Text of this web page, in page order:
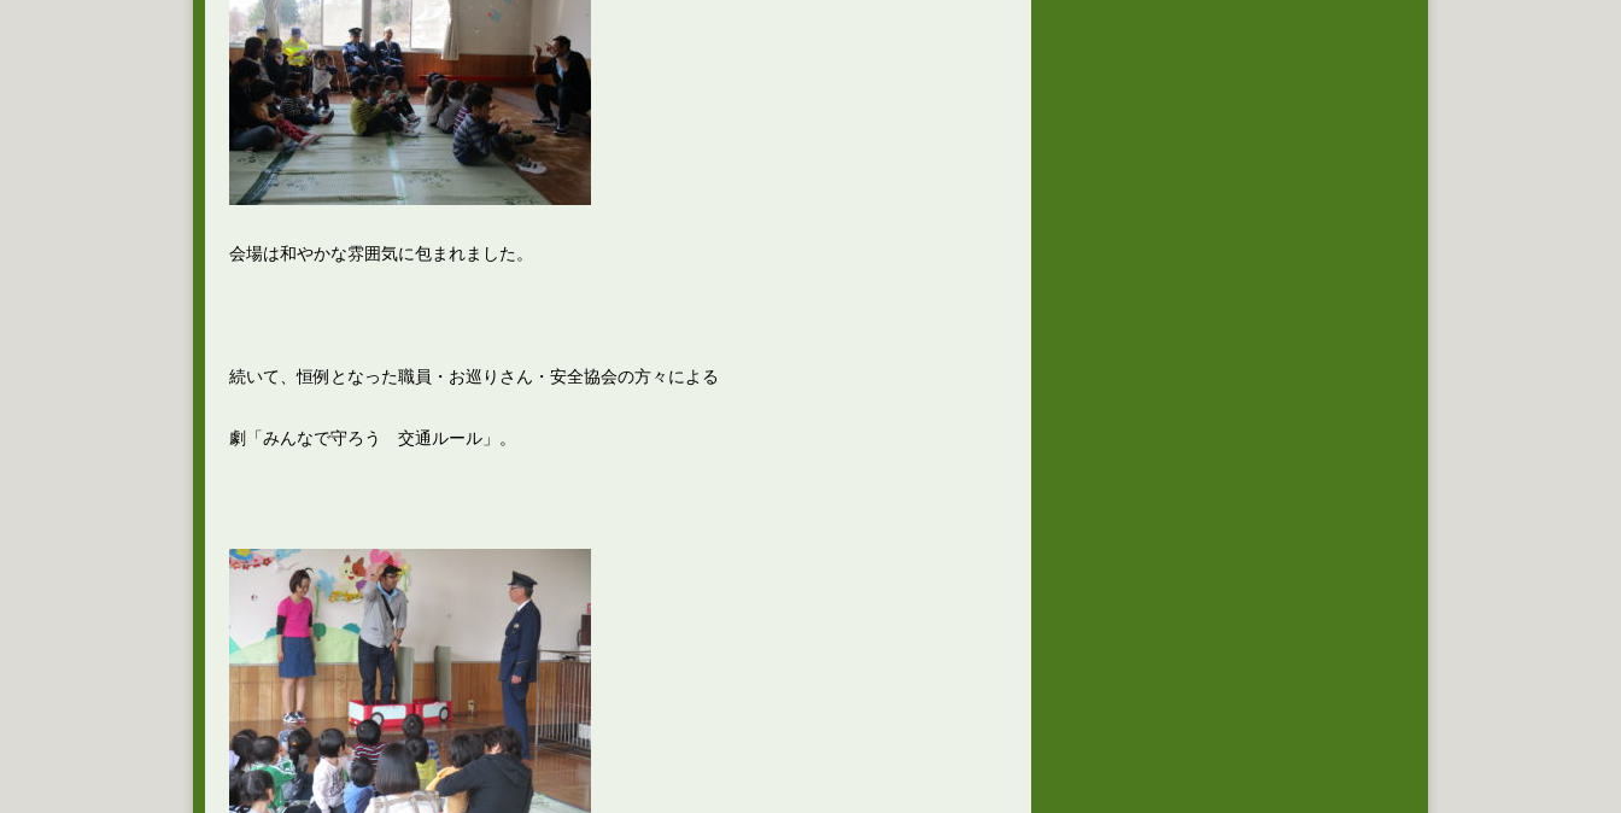
会場は和やかな雰囲気に包まれました。
続いて、恒例となった職員・お巡りさん・安全協会の方々による
劇「みんなで守ろう 交通ルール」。